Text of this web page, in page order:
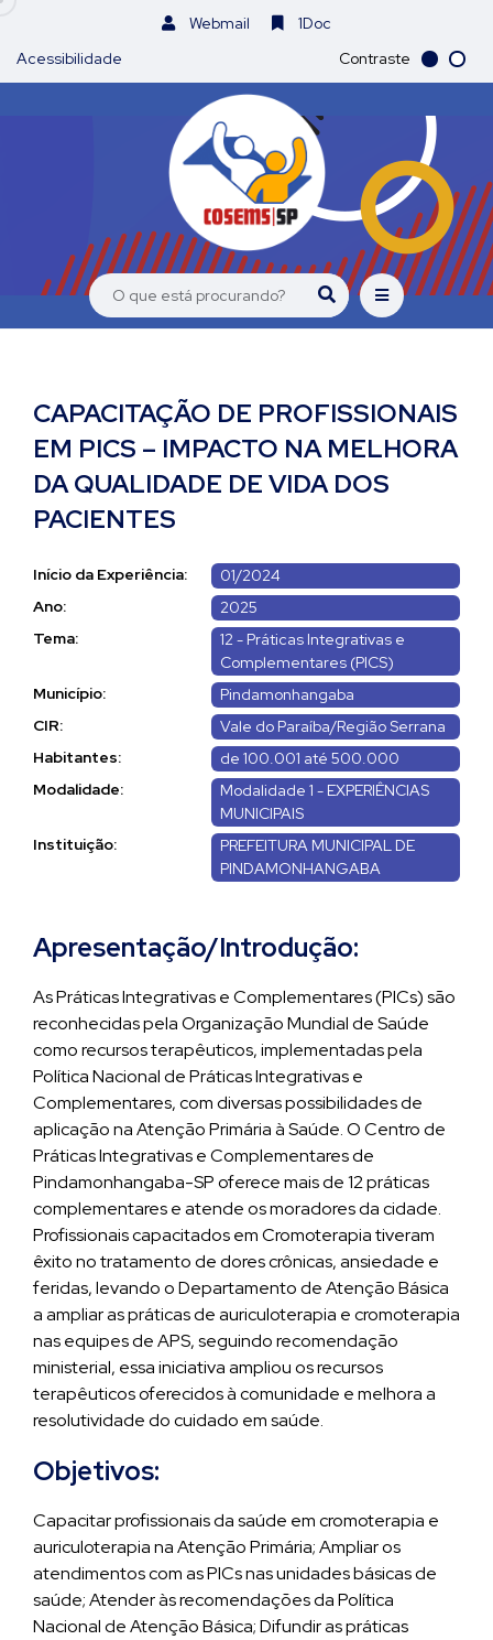
Webmail
1Doc
Acessibilidade
Contraste
CAPACITAÇÃO DE PROFISSIONAIS
EM PICS – IMPACTO NA MELHORA
DA QUALIDADE DE VIDA DOS
PACIENTES
Início da Experiência:
01/2024
Ano:
2025
Tema:
12 - Práticas Integrativas e
Complementares (PICS)
Município:
Pindamonhangaba
CIR:
Vale do Paraíba/Região Serrana
Habitantes:
de 100.001 até 500.000
Modalidade:
Modalidade 1 - EXPERIÊNCIAS
MUNICIPAIS
Instituição:
PREFEITURA MUNICIPAL DE
PINDAMONHANGABA
Apresentação/Introdução:
As Práticas Integrativas e Complementares (PICs) são
reconhecidas pela Organização Mundial de Saúde
como recursos terapêuticos, implementadas pela
Política Nacional de Práticas Integrativas e
Complementares, com diversas possibilidades de
aplicação na Atenção Primária à Saúde. O Centro de
Práticas Integrativas e Complementares de
Pindamonhangaba-SP oferece mais de 12 práticas
complementares e atende os moradores da cidade.
Profissionais capacitados em Cromoterapia tiveram
êxito no tratamento de dores crônicas, ansiedade e
feridas, levando o Departamento de Atenção Básica
a ampliar as práticas de auriculoterapia e cromoterapia
nas equipes de APS, seguindo recomendação
ministerial, essa iniciativa ampliou os recursos
terapêuticos oferecidos à comunidade e melhora a
resolutividade do cuidado em saúde.
Objetivos:
Capacitar profissionais da saúde em cromoterapia e
auriculoterapia na Atenção Primária; Ampliar os
atendimentos com as PICs nas unidades básicas de
saúde; Atender às recomendações da Política
Nacional de Atenção Básica; Difundir as práticas